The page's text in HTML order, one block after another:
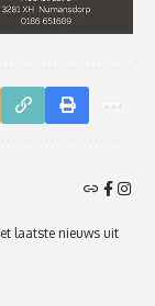
laatste nieuws uit